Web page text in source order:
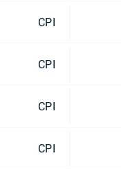
CPI
CPI
CPI
CPI